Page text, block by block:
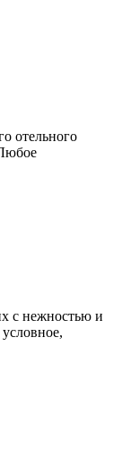
отельного
с нежностью и